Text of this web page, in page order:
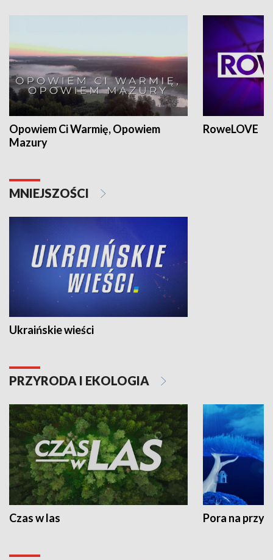
Opowiem Ci Warmię, Opowiem
Mazury
RoweLOVE
MNIEJSZOŚCI
Ukraińskie wieści
PRZYRODA I EKOLOGIA
Czas w las Pora na